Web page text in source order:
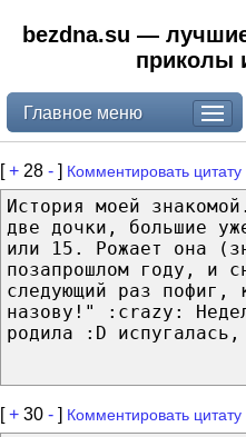
bezdna.su —
приколы
Главное меню
[+ 28 - ] Комментировать
История моей
две дочки, большие
или 15. Рожает она
позапрошлом году, и
следующий раз пофиг,
назову!" :crazy:
родила :D испугалась,
[+ 30 - ] Комментировать